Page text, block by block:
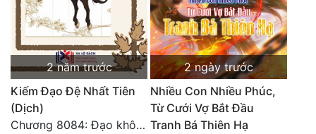
2 năm trước
Kiếm Đạo Đệ Nhất Tiên
(Dịch)
Chương 8084: Đạo không bờ bến (Đại kết cục) (10)
2 ngày trước
Nhiều Con Nhiều Phúc,
Từ Cưới Vợ Bắt Đầu
Tranh Bá Thiên Hạ